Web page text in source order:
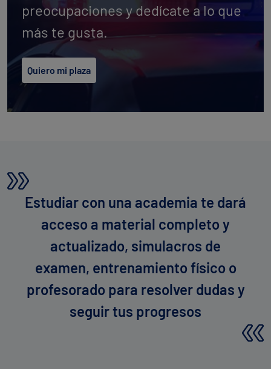
preocupaciones y dedícate a lo que
más te gusta.
Quiero mi plaza
Estudiar con una academia te dará
acceso a material completo y
actualizado, simulacros de
examen, entrenamiento físico o
profesorado para resolver dudas y
seguir tus progresos